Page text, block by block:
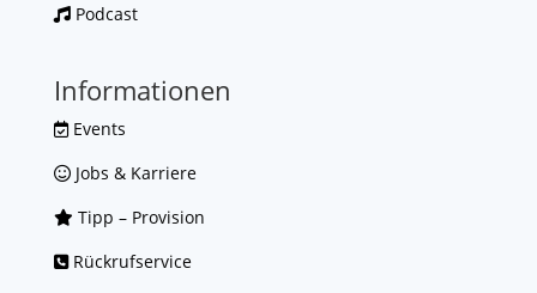
Podcast
Informationen
Events
Jobs & Karriere
Tipp – Provision
Rückrufservice